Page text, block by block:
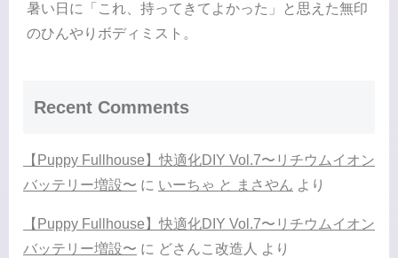
暑い日に「これ、持ってきてよかった」と思えた無印
のひんやりボディミスト。
Recent Comments
【Puppy Fullhouse】快適化DIY Vol.7〜リチウムイオン
バッテリー増設〜 に いーちゃ と まさやん より
【Puppy Fullhouse】快適化DIY Vol.7〜リチウムイオン
バッテリー増設〜 に どさんこ改造人 より